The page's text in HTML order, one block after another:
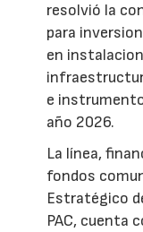
resolvió la
para
en
e
año 2026.
La línea,
fondos
Estratégico
PAC, cuenta